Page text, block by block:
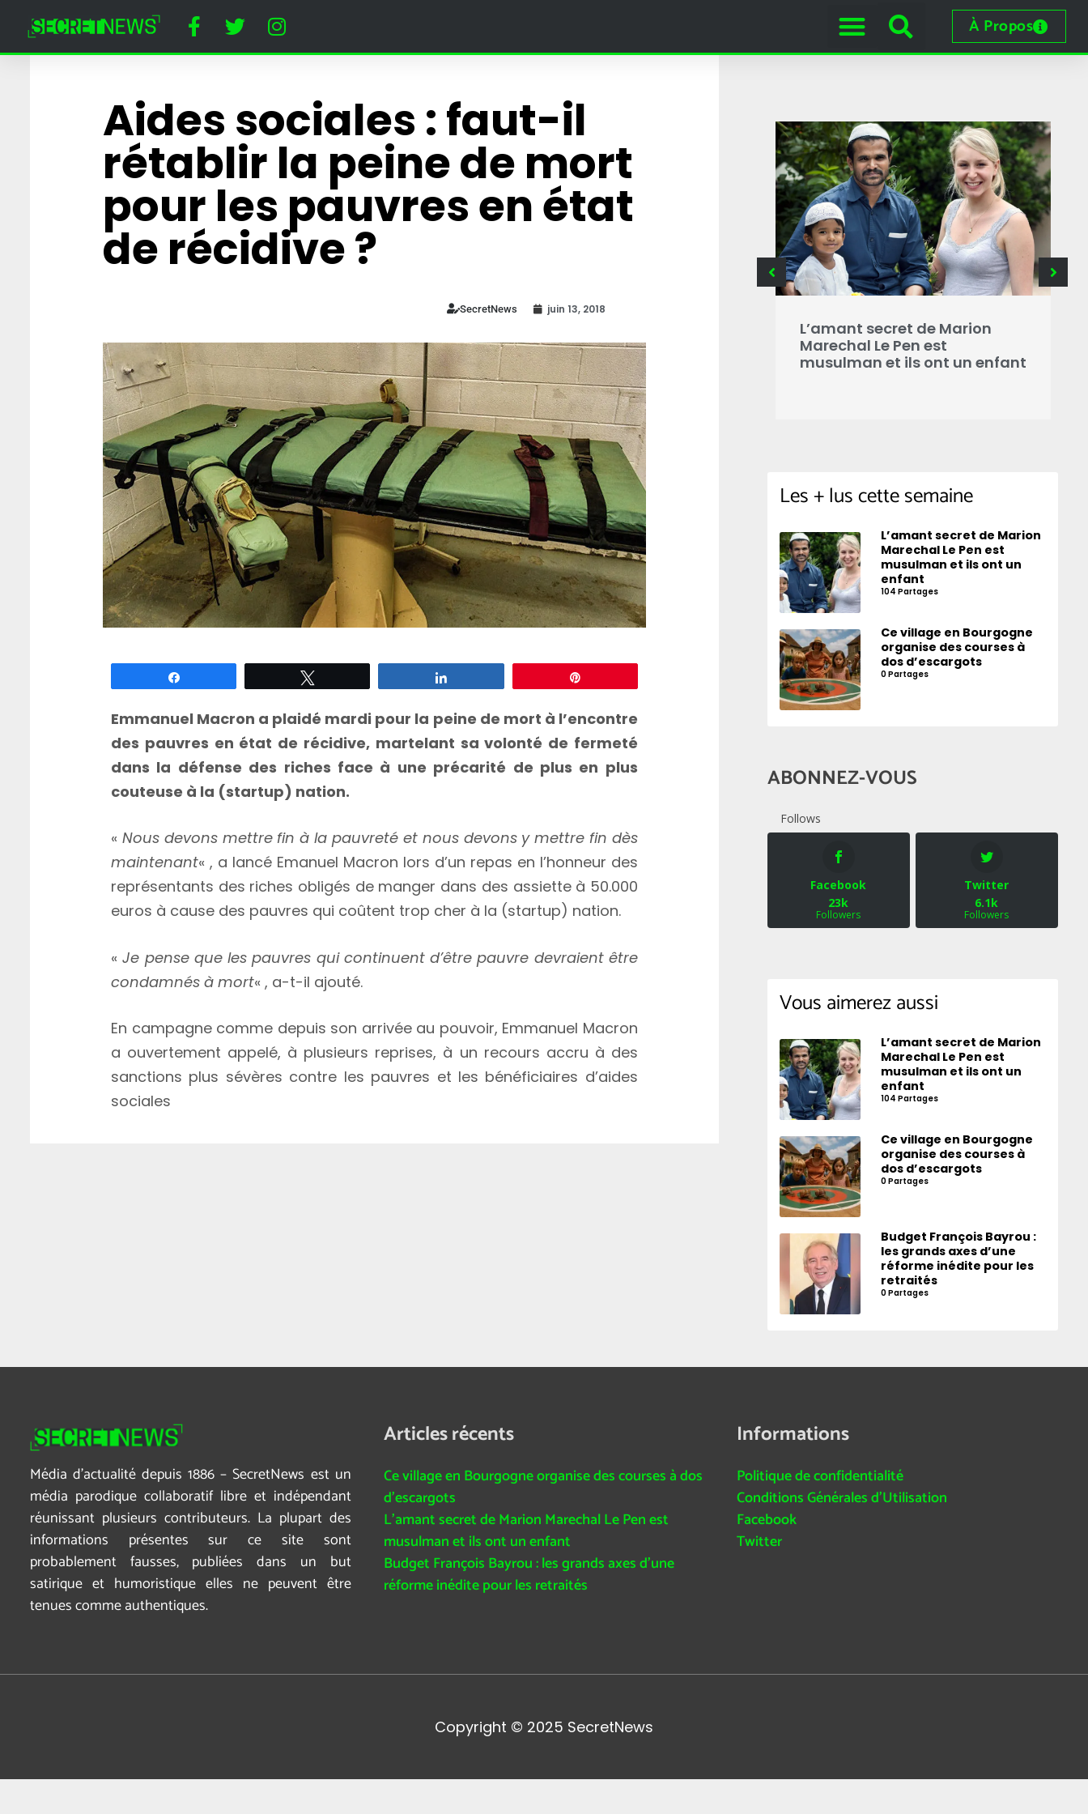
À Propos
Aides sociales : faut-il
rétablir la peine de mort
pour les pauvres en état
de récidive ?
SecretNews juin 13, 2018
Emmanuel Macron a plaidé mardi pour la peine de mort à l’encontre
des pauvres en état de récidive, martelant sa volonté de fermeté
dans la défense des riches face à une précarité de plus en plus
couteuse à la (startup) nation.
« Nous devons mettre fin à la pauvreté et nous devons y mettre fin dès
maintenant« , a lancé Emanuel Macron lors d’un repas en l’honneur des
représentants des riches obligés de manger dans des assiette à 50.000
euros à cause des pauvres qui coûtent trop cher à la (startup) nation.
«Je pense que les pauvres qui continuent d’être pauvre devraient être
condamnés à mort« , a-t-il ajouté.
En campagne comme depuis son arrivée au pouvoir, Emmanuel Macron
a ouvertement appelé, à plusieurs reprises, à un recours accru à des
sanctions plus sévères contre les pauvres et les bénéficiaires d’aides
sociales
« Papy toi même ! » – Poutine
affrontera Prigojine dans un
Cirque du Kremlin à Moscou
Ce village en Bourgogne
organise des courses à dos
d’escargots
L’amant secret de Marion
Marechal Le Pen est
musulman et ils ont un enfant
Les + lus cette semaine
L’amant secret de Marion
Marechal Le Pen est
musulman et ils ont un
enfant
104 Partages
Ce village en Bourgogne
organise des courses à
dos d’escargots
0 Partages
ABONNEZ-VOUS
Follows
Facebook
23k
Followers
Twitter
6.1k
Followers
Vous aimerez aussi
L’amant secret de Marion
Marechal Le Pen est
musulman et ils ont un
enfant
104 Partages
Ce village en Bourgogne
organise des courses à
dos d’escargots
0 Partages
Budget François Bayrou :
les grands axes d’une
réforme inédite pour les
retraités
0 Partages
Média d’actualité depuis 1886 – SecretNews est un
média parodique collaboratif libre et indépendant
réunissant plusieurs contributeurs. La plupart des
informations présentes sur ce site sont
probablement fausses, publiées dans un but
satirique et humoristique elles ne peuvent être
tenues comme authentiques.
Articles récents
Ce village en Bourgogne organise des courses à dos
d’escargots
L’amant secret de Marion Marechal Le Pen est
musulman et ils ont un enfant
Budget François Bayrou : les grands axes d’une
réforme inédite pour les retraités
Informations
Politique de confidentialité
Conditions Générales d’Utilisation
Facebook
Twitter
Copyright © 2025 SecretNews